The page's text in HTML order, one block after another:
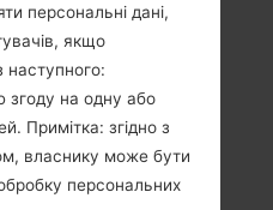
-
Ні
Ні
-
-
персональні дані,
якщо
наступного:
згоду на одну або
Примітка: згідно з
власнику може бути
персональних